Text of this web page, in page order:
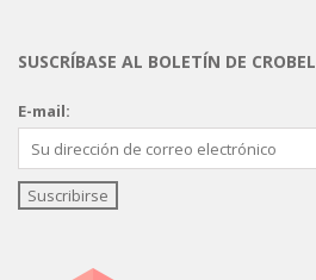
SUSCRÍBASE AL BOLETÍN DE CROBEL
E-mail: